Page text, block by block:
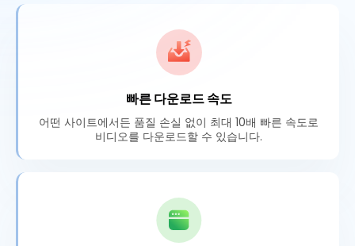
빠른 다운로드 속도
어떤 사이트에서든 품질 손실 없이 최대 10배 빠른 속도로
비디오를 다운로드할 수 있습니다.